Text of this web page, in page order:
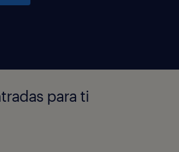
para ti